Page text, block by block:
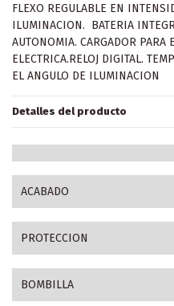
FLEXO REGULABLE EN
ILUMINACION. BATERIA
AUTONOMIA. CARGADOR PARA
ELECTRICA.RELOJ DIGITAL.
EL ANGULO DE ILUMINACION
Detalles del producto
ACABADO
PROTECCION
BOMBILLA